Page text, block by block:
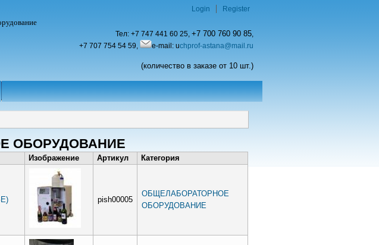
Тел: +7 747 441 60 25, +7 700 760 90 85,
+7 707 754 54 59,
e-mail: uchprof-astana@mail.ru
(количество в заказе от 10 шт.)
Login Register
ОБОРУДОВАНИЕ
Изображение Артикул Категория
pish00005
ОБЩЕЛАБОРАТОРНОЕ
ОБОРУДОВАНИЕ